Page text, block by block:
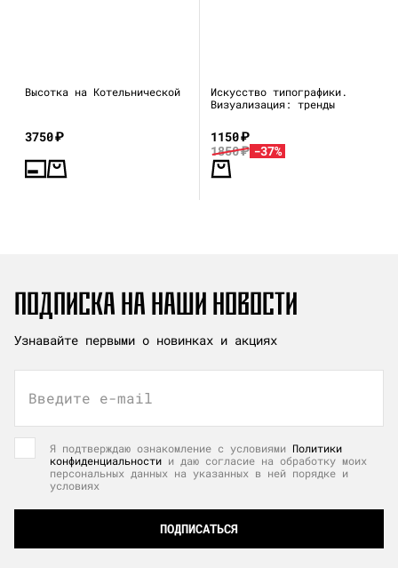
Высотка на Котельнической
3750₽
Искусство типографики.
Визуализация: тренды
1150₽
1850₽ -37%
ПОДПИСКА НА НАШИ НОВОСТИ
Узнавайте первыми о новинках и акциях
Введите e-mail
Я подтверждаю ознакомление с условиями Политики
конфиденциальности и даю согласие на обработку моих
персональных данных на указанных в ней порядке и
условиях
ПОДПИСАТЬСЯ